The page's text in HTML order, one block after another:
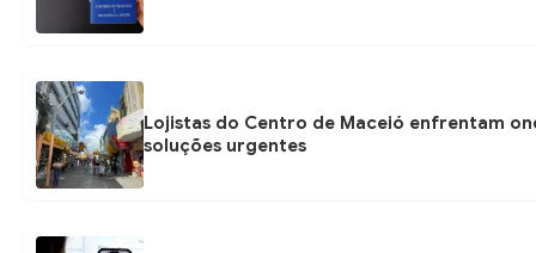
Lojistas do Centro de Maceió enfrentam
soluções urgentes